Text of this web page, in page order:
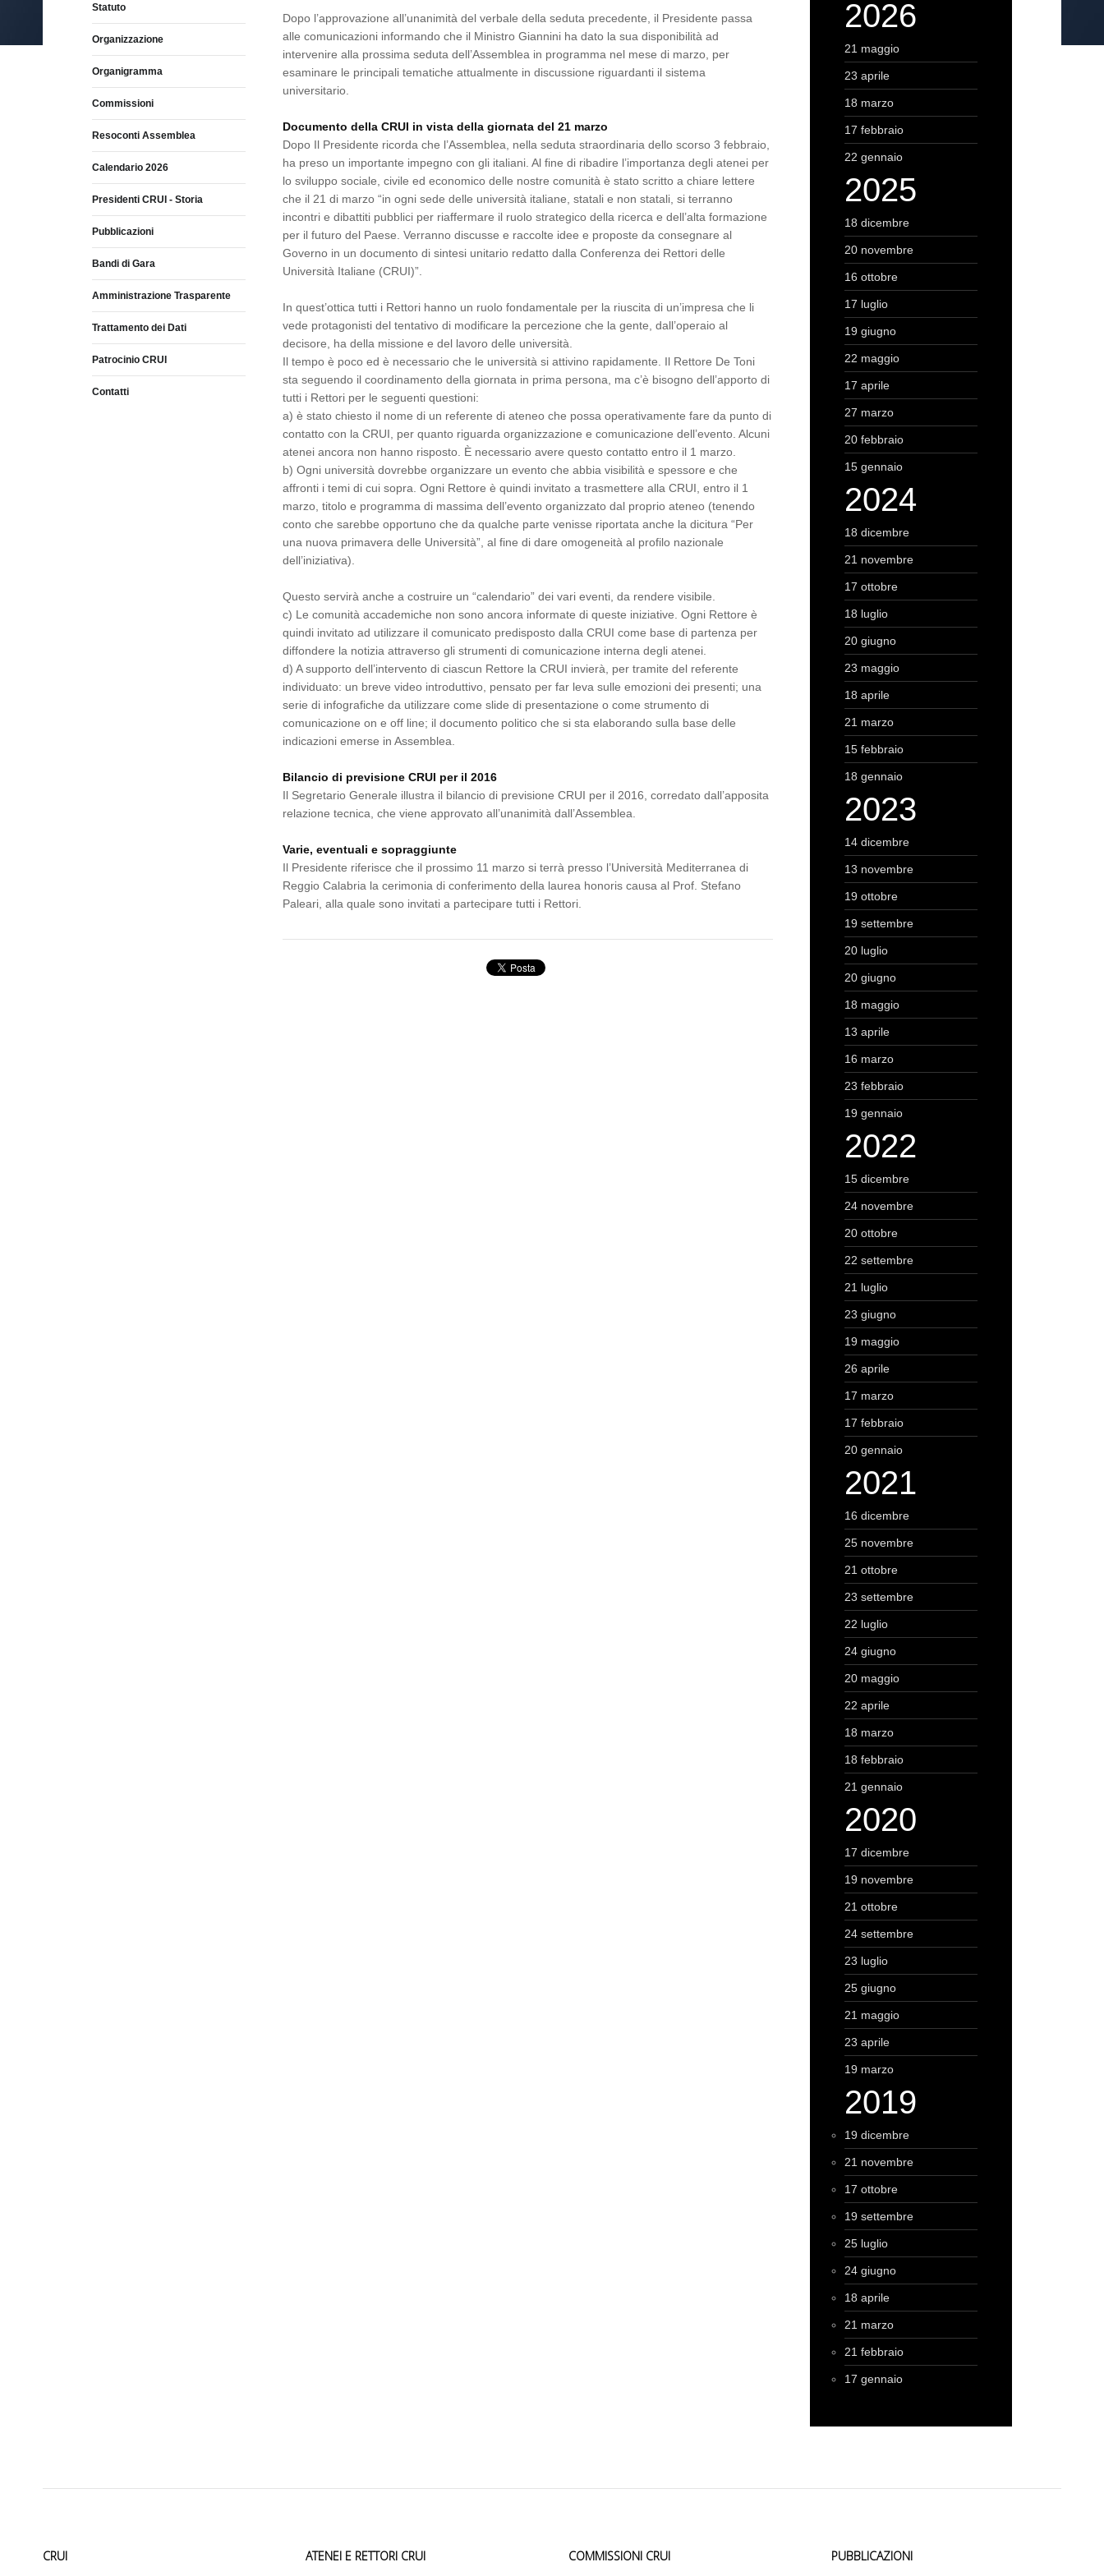
Dopo l’approvazione all’unanimità del verbale della seduta precedente, il Presidente passa
alle comunicazioni informando che il Ministro Giannini ha dato la sua disponibilità ad
intervenire alla prossima seduta dell’Assemblea in programma nel mese di marzo, per
esaminare le principali tematiche attualmente in discussione riguardanti il sistema
universitario.
Documento della CRUI in vista della giornata del 21 marzo
Dopo Il Presidente ricorda che l’Assemblea, nella seduta straordinaria dello scorso 3 febbraio,
ha preso un importante impegno con gli italiani. Al fine di ribadire l’importanza degli atenei per
lo sviluppo sociale, civile ed economico delle nostre comunità è stato scritto a chiare lettere
che il 21 di marzo “in ogni sede delle università italiane, statali e non statali, si terranno
incontri e dibattiti pubblici per riaffermare il ruolo strategico della ricerca e dell’alta formazione
per il futuro del Paese. Verranno discusse e raccolte idee e proposte da consegnare al
Governo in un documento di sintesi unitario redatto dalla Conferenza dei Rettori delle
Università Italiane (CRUI)”.
In quest’ottica tutti i Rettori hanno un ruolo fondamentale per la riuscita di un’impresa che li
vede protagonisti del tentativo di modificare la percezione che la gente, dall’operaio al
decisore, ha della missione e del lavoro delle università.
Il tempo è poco ed è necessario che le università si attivino rapidamente. Il Rettore De Toni
sta seguendo il coordinamento della giornata in prima persona, ma c’è bisogno dell’apporto di
tutti i Rettori per le seguenti questioni:
a) è stato chiesto il nome di un referente di ateneo che possa operativamente fare da punto di
contatto con la CRUI, per quanto riguarda organizzazione e comunicazione dell’evento. Alcuni
atenei ancora non hanno risposto. È necessario avere questo contatto entro il 1 marzo.
b) Ogni università dovrebbe organizzare un evento che abbia visibilità e spessore e che
affronti i temi di cui sopra. Ogni Rettore è quindi invitato a trasmettere alla CRUI, entro il 1
marzo, titolo e programma di massima dell’evento organizzato dal proprio ateneo (tenendo
conto che sarebbe opportuno che da qualche parte venisse riportata anche la dicitura “Per
una nuova primavera delle Università”, al fine di dare omogeneità al profilo nazionale
dell’iniziativa).
Questo servirà anche a costruire un “calendario” dei vari eventi, da rendere visibile.
c) Le comunità accademiche non sono ancora informate di queste iniziative. Ogni Rettore è
quindi invitato ad utilizzare il comunicato predisposto dalla CRUI come base di partenza per
diffondere la notizia attraverso gli strumenti di comunicazione interna degli atenei.
d) A supporto dell’intervento di ciascun Rettore la CRUI invierà, per tramite del referente
individuato: un breve video introduttivo, pensato per far leva sulle emozioni dei presenti; una
serie di infografiche da utilizzare come slide di presentazione o come strumento di
comunicazione on e off line; il documento politico che si sta elaborando sulla base delle
indicazioni emerse in Assemblea.
Bilancio di previsione CRUI per il 2016
Il Segretario Generale illustra il bilancio di previsione CRUI per il 2016, corredato dall’apposita
relazione tecnica, che viene approvato all’unanimità dall’Assemblea.
Varie, eventuali e sopraggiunte
Il Presidente riferisce che il prossimo 11 marzo si terrà presso l’Università Mediterranea di
Reggio Calabria la cerimonia di conferimento della laurea honoris causa al Prof. Stefano
Paleari, alla quale sono invitati a partecipare tutti i Rettori.
Statuto
Organizzazione
Organigramma
Commissioni
Resoconti Assemblea
Calendario 2026
Presidenti CRUI - Storia
Pubblicazioni
Bandi di Gara
Amministrazione Trasparente
Trattamento dei Dati
Patrocinio CRUI
Contatti
2026
21 maggio
23 aprile
18 marzo
17 febbraio
22 gennaio
2025
18 dicembre
20 novembre
16 ottobre
17 luglio
19 giugno
22 maggio
17 aprile
27 marzo
20 febbraio
15 gennaio
2024
18 dicembre
21 novembre
17 ottobre
18 luglio
20 giugno
23 maggio
18 aprile
21 marzo
15 febbraio
18 gennaio
2023
14 dicembre
13 novembre
19 ottobre
19 settembre
20 luglio
20 giugno
18 maggio
13 aprile
16 marzo
23 febbraio
19 gennaio
2022
15 dicembre
24 novembre
20 ottobre
22 settembre
21 luglio
23 giugno
19 maggio
26 aprile
17 marzo
17 febbraio
20 gennaio
2021
16 dicembre
25 novembre
21 ottobre
23 settembre
22 luglio
24 giugno
20 maggio
22 aprile
18 marzo
18 febbraio
21 gennaio
2020
17 dicembre
19 novembre
21 ottobre
24 settembre
23 luglio
25 giugno
21 maggio
23 aprile
19 marzo
2019
19 dicembre
21 novembre
17 ottobre
19 settembre
25 luglio
24 giugno
18 aprile
21 marzo
21 febbraio
17 gennaio
CRUI ATENEI E RETTORI CRUI COMMISSIONI CRUI PUBBLICAZIONI